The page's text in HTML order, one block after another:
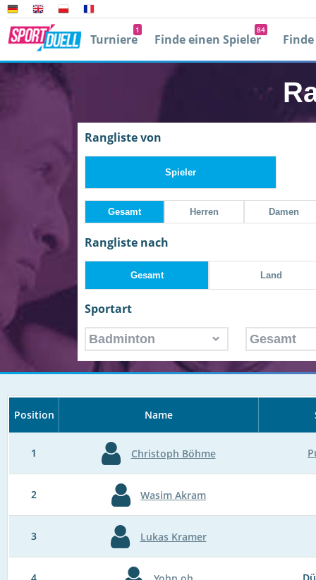
Turniere
1
Finde einen Spieler
84
Rangliste von
Spieler
Gesamt Herren Damen
Rangliste nach
Gesamt Land
Sportart
Position Name
1 Christoph Böhme
2 Wasim Akram
3 Lukas Kramer
Player 2 0
0
Mit